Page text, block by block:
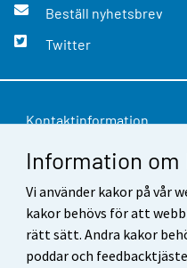
Information
Vi använder kakor på vår
kakor behövs för att
rätt sätt. Andra kakor
poddar och
Beställ nyhetsbrev
Twitter
Kontaktinformation
Respons
Användarvillkor
Dataskydd
Tillgänglighet